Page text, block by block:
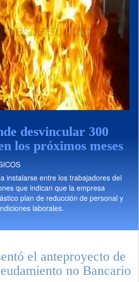
desvincular 300
los próximos meses
instalarse entre los trabajadores del
que indican que la empresa
plan de reducción de personal y
laborales.
el anteproyecto de
no Bancario